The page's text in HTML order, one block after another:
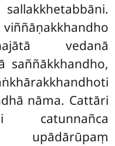
vedanā
saññākkhandho,
nāma. Cattāri
catunnañca